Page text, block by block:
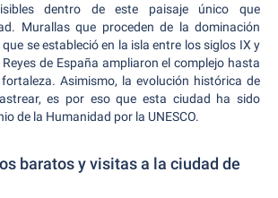
dentro de este paisaje único que
Murallas que proceden de la dominación
se estableció en la isla entre los siglos IX y
de España ampliaron el complejo hasta
Asimismo, la evolución histórica de
es por eso que esta ciudad ha sido
de la Humanidad por la UNESCO.
baratos y visitas a la ciudad de